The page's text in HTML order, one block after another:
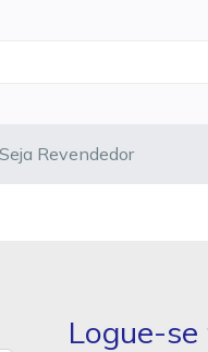
Seja Revendedor
Logue-